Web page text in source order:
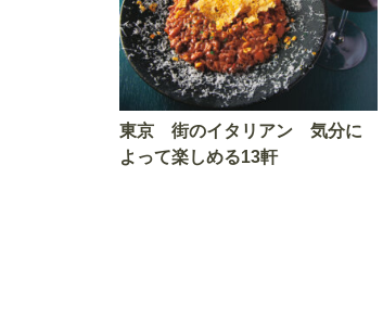
東京 街のイタリアン 気分に
よって楽しめる13軒